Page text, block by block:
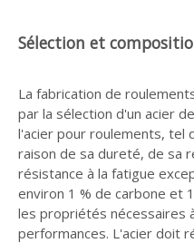
Sélection et
La fabrication de
par la sélection d'un acier
l'acier pour roulements, tel
raison de sa dureté, de sa
résistance à la fatigue
environ 1 % de carbone et
les propriétés nécessaires
performances. L'acier doit